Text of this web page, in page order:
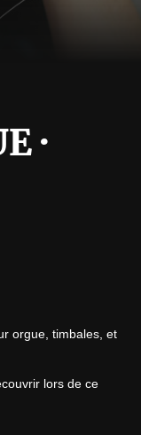
·
orgue, timbales, et
lors de ce